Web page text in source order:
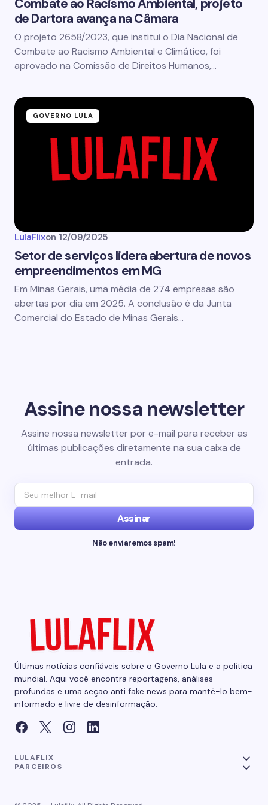
Combate ao Racismo Ambiental, projeto
de Dartora avança na Câmara
O projeto 2658/2023, que institui o Dia Nacional de
Combate ao Racismo Ambiental e Climático, foi
aprovado na Comissão de Direitos Humanos,…
GOVERNO LULA
LulaFlixon 12/09/2025
Setor de serviços lidera abertura de novos
empreendimentos em MG
Em Minas Gerais, uma média de 274 empresas são
abertas por dia em 2025. A conclusão é da Junta
Comercial do Estado de Minas Gerais…
Assine nossa newsletter
Assine nossa newsletter por e-mail para receber as
últimas publicações diretamente na sua caixa de
entrada.
Assinar
Não enviaremos spam!
Últimas notícias confiáveis sobre o Governo Lula e a política
mundial. Aqui você encontra reportagens, análises
profundas e uma seção anti fake news para mantê-lo bem-
informado e livre de desinformação.
LULAFLIX
PARCEIROS